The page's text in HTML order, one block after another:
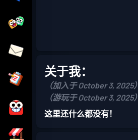
关于我：
（加入于 October 3, 2025）
（游玩于 October 3, 2025）
这里还什么都没有！